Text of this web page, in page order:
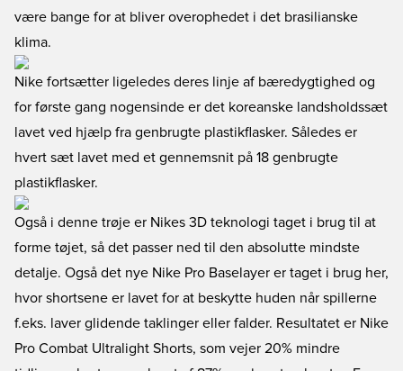
være bange for at bliver overophedet i det brasilianske
klima.
Nike fortsætter ligeledes deres linje af bæredygtighed og
for første gang nogensinde er det koreanske landsholdssæt
lavet ved hjælp fra genbrugte plastikflasker. Således er
hvert sæt lavet med et gennemsnit på 18 genbrugte
plastikflasker.
Også i denne trøje er Nikes 3D teknologi taget i brug til at
forme tøjet, så det passer ned til den absolutte mindste
detalje. Også det nye Nike Pro Baselayer er taget i brug her,
hvor shortsene er lavet for at beskytte huden når spillerne
f.eks. laver glidende taklinger eller falder. Resultatet er Nike
Pro Combat Ultralight Shorts, som vejer 20% mindre